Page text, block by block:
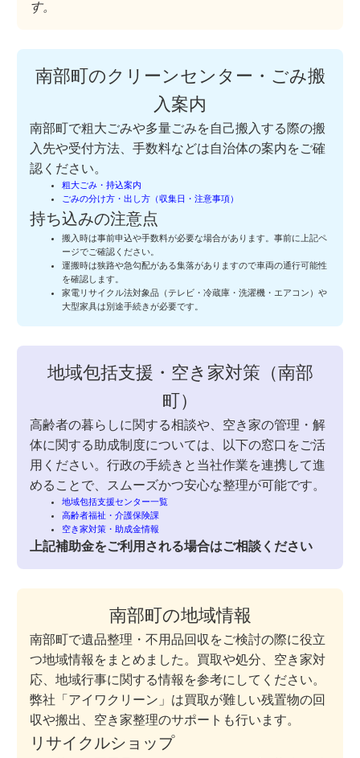
す。
南部町のクリーンセンター・ごみ搬
入案内
南部町で粗大ごみや多量ごみを自己搬入する際の搬
入先や受付方法、手数料などは自治体の案内をご確
認ください。
粗大ごみ・持込案内
ごみの分け方・出し方（収集日・注意事項）
持ち込みの注意点
搬入時は事前申込や手数料が必要な場合があります。事前に上記ペ
ージでご確認ください。
運搬時は狭路や急勾配がある集落がありますので車両の通行可能性
を確認します。
家電リサイクル法対象品（テレビ・冷蔵庫・洗濯機・エアコン）や
大型家具は別途手続きが必要です。
地域包括支援・空き家対策（南部
町）
高齢者の暮らしに関する相談や、空き家の管理・解
体に関する助成制度については、以下の窓口をご活
用ください。行政の手続きと当社作業を連携して進
めることで、スムーズかつ安心な整理が可能です。
地域包括支援センター一覧
高齢者福祉・介護保険課
空き家対策・助成金情報
上記補助金をご利用される場合はご相談ください
南部町の地域情報
南部町で遺品整理・不用品回収をご検討の際に役立
つ地域情報をまとめました。買取や処分、空き家対
応、地域行事に関する情報を参考にしてください。
弊社「アイワクリーン」は買取が難しい残置物の回
収や搬出、空き家整理のサポートも行います。
リサイクルショップ